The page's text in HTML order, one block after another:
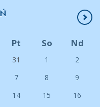
Pt So Nd
31 1
2
7 8
9
14 15
16